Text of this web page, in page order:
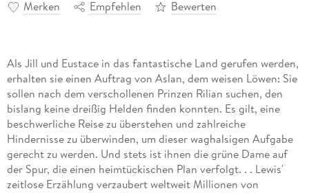
Merken Empfehlen Bewerten
Als Jill und Eustace in das fantastische Land gerufen werden,
erhalten sie einen Auftrag von Aslan, dem weisen Löwen: Sie
sollen nach dem verschollenen Prinzen Rilian suchen, den
bislang keine dreißig Helden finden konnten. Es gilt, eine
beschwerliche Reise zu überstehen und zahlreiche
Hindernisse zu überwinden, um dieser waghalsigen Aufgabe
gerecht zu werden. Und stets ist ihnen die grüne Dame auf
der Spur, die einen heimtückischen Plan verfolgt. . . Lewis'
zeitlose Erzählung verzaubert weltweit Millionen von